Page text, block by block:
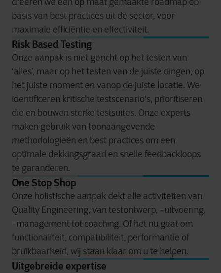
basis van best practices uit de sector, voor
maximale efficiëntie en effectiviteit.
Risk Based Testing
Onze aanpak is niet gericht op het testen van
‘alles’, maar op het testen van de juiste dingen, op
het juiste moment en vanop de juiste locatie. We
identificeren kritische testscenario's, prioritiseren
die en bouwen sterke testsuites. Onze experts
maken gebruik van toonaangevende
methodologieën en best practices om een
optimale dekkingsgraad en snelle feedbackloops
te garanderen.
One Stop Shop
Onze holistische aanpak dekt alle activiteiten van
Quality Engineering, van testontwerp, -uitvoering,
-management tot coaching. Of het nu gaat om
functionaliteit, compatibiliteit, performantie of
bruikbaarheid, wij staan klaar om u te helpen.
Uitgebreide expertise